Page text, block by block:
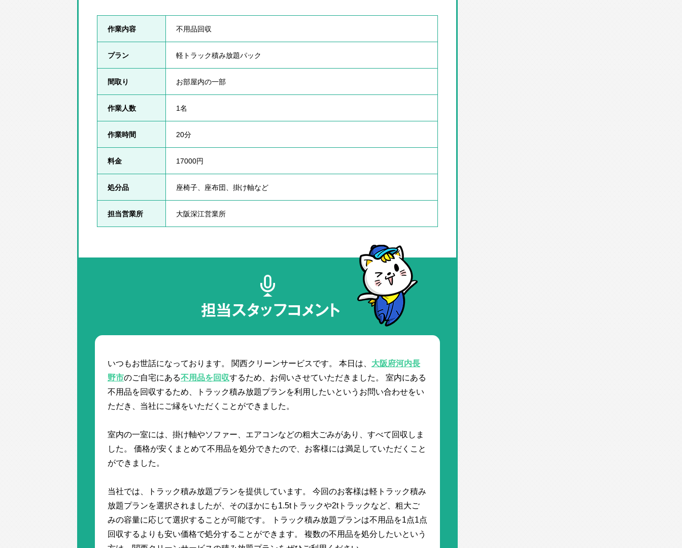
作業内容 不用品回収
プラン 軽トラック積み放題パック
間取り お部屋内の一部
作業人数 1名
作業時間 20分
料金 17000円
処分品 座椅子、座布団、掛け軸など
担当営業所 大阪深江営業所
担当スタッフコメント
いつもお世話になっております。 関西クリーンサービスです。 本日は、 大阪府河内長
野市のご自宅にある不用品を回収するため、お伺いさせていただきました。 室内にある
不用品を回収するため、トラック積み放題プランを利用したいというお問い合わせをい
ただき、当社にご縁をいただくことができました。
室内の一室には、掛け軸やソファー、エアコンなどの粗大ごみがあり、すべて回収しま
した。 価格が安くまとめて不用品を処分できたので、お客様には満足していただくこと
ができました。
当社では、トラック積み放題プランを提供しています。 今回のお客様は軽トラック積み
放題プランを選択されましたが、そのほかにも1.5tトラックや2tトラックなど、粗大ご
みの容量に応じて選択することが可能です。 トラック積み放題プランは不用品を1点1点
回収するよりも安い価格で処分することができます。 複数の不用品を処分したいという